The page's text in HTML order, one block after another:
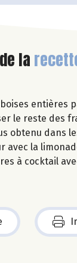
de la
entières
le reste des
obtenu dans
avec la
à cocktail